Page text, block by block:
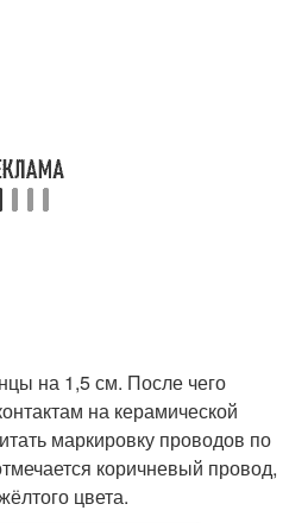
на 1,5 см. После чего
на керамической
маркировку проводов по
коричневый провод,
цвета.